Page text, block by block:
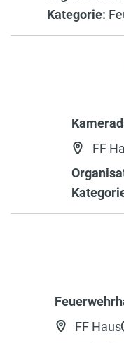
Kategorie:
FF
FF Haus